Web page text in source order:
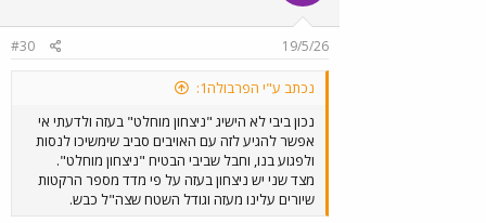
19/5/26
#30
נכתב ע"י הפרבולה1:
נכון ביבי לא הישיג "ניצחון מוחלט" בעזה ולדעתי אי
אפשר להגיע לזה עם האויבים סביב שימשיכו לנסות
ולפגוע בנו, וחבל שביבי הבטיח "ניצחון מוחלט".
מצד שני יש ניצחון בעזה על פי מדד מספר הרקטות
שיורים עלינו מעזה וגודל השטח שצה"ל כבש.